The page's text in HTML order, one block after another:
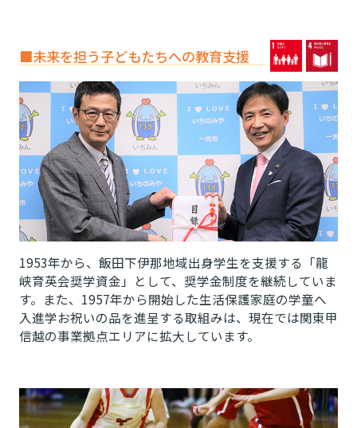
■未来を担う子どもたちへの教育支援
1953年から、飯田下伊那地域出身学生を支援する「龍
峡育英会奨学資金」として、奨学金制度を継続していま
す。また、1957年から開始した生活保護家庭の学童へ
入進学お祝いの品を進呈する取組みは、現在では関東甲
信越の事業拠点エリアに拡大しています。